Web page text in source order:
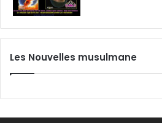
Les Nouvelles musulmane